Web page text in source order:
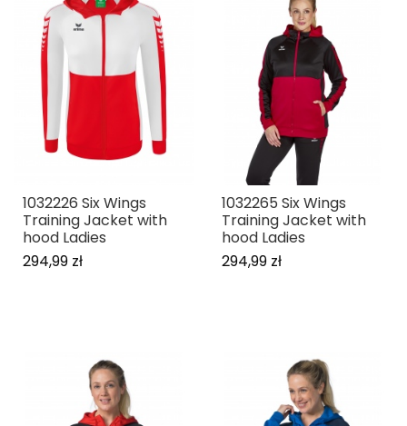
1032226 Six Wings
Training Jacket with
hood Ladies
294,99 zł
1032265 Six Wings
Training Jacket with
hood Ladies
294,99 zł